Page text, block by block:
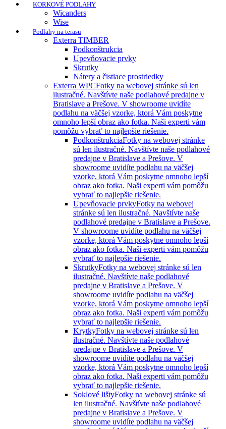
KORKOVÉ PODLAHY
Wicanders
Wise
Podlahy na terasu
Exterra TIMBER
Podkonštrukcia
Upevňovacie prvky
Skrutky
Nátery a čistiace prostriedky
Exterra WPCFotky na webovej stránke sú len
ilustračné. Navštívte naše podlahové predajne v
Bratislave a Prešove. V showroome uvidíte
podlahu na väčšej vzorke, ktorá Vám poskytne
omnoho lepší obraz ako fotka. Naši experti vám
pomôžu vybrať to najlepšie riešenie.
PodkonštrukciaFotky na webovej stránke
sú len ilustračné. Navštívte naše podlahové
predajne v Bratislave a Prešove. V
showroome uvidíte podlahu na väčšej
vzorke, ktorá Vám poskytne omnoho lepší
obraz ako fotka. Naši experti vám pomôžu
vybrať to najlepšie riešenie.
Upevňovacie prvkyFotky na webovej
stránke sú len ilustračné. Navštívte naše
podlahové predajne v Bratislave a Prešove.
V showroome uvidíte podlahu na väčšej
vzorke, ktorá Vám poskytne omnoho lepší
obraz ako fotka. Naši experti vám pomôžu
vybrať to najlepšie riešenie.
SkrutkyFotky na webovej stránke sú len
ilustračné. Navštívte naše podlahové
predajne v Bratislave a Prešove. V
showroome uvidíte podlahu na väčšej
vzorke, ktorá Vám poskytne omnoho lepší
obraz ako fotka. Naši experti vám pomôžu
vybrať to najlepšie riešenie.
KrytkyFotky na webovej stránke sú len
ilustračné. Navštívte naše podlahové
predajne v Bratislave a Prešove. V
showroome uvidíte podlahu na väčšej
vzorke, ktorá Vám poskytne omnoho lepší
obraz ako fotka. Naši experti vám pomôžu
vybrať to najlepšie riešenie.
Soklové lištyFotky na webovej stránke sú
len ilustračné. Navštívte naše podlahové
predajne v Bratislave a Prešove. V
showroome uvidíte podlahu na väčšej